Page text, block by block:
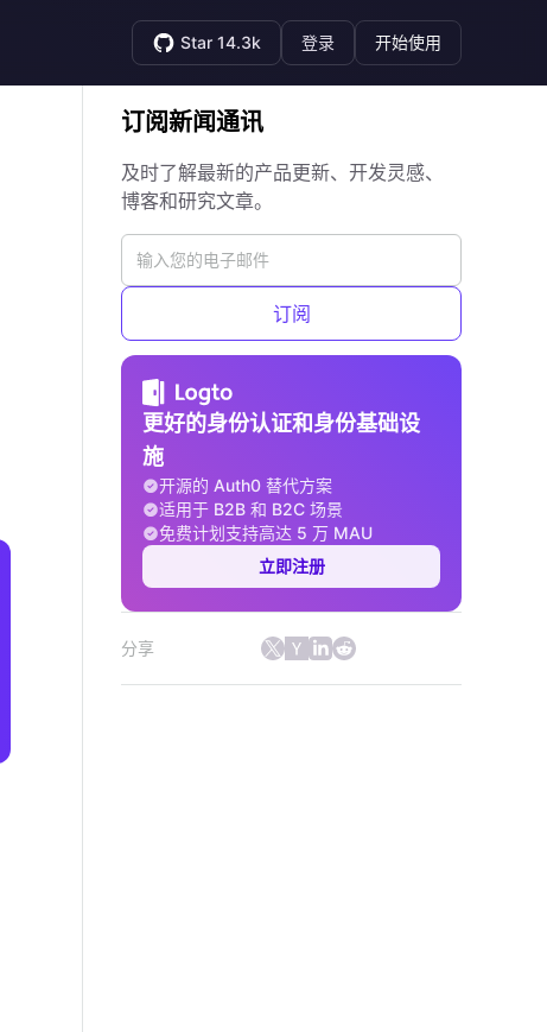
Star 14.3k 登录 开始使用
订阅新闻通讯
及时了解最新的产品更新、开发灵感、
博客和研究文章。
订阅
更好的身份认证和身份基础设
施
开源的 Auth0 替代方案
适用于 B2B 和 B2C 场景
免费计划支持高达 5 万 MAU
立即注册
分享